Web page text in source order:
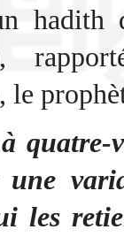
hadith
le
quatre-
une
les